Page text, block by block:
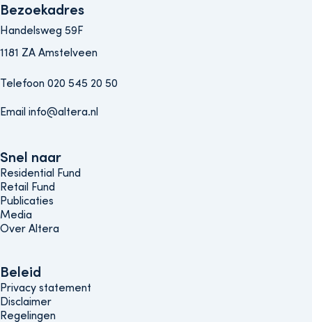
Bezoekadres
Handelsweg 59F
1181 ZA Amstelveen
Telefoon 020 545 20 50
Email info@altera.nl
Snel naar
Snel naar
Residential Fund
Retail Fund
Publicaties
Media
Over Altera
Beleids menu
Beleid
Privacy statement
Disclaimer
Regelingen